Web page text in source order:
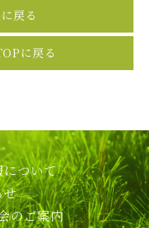
戻る
に戻る
について
せ
のご案内